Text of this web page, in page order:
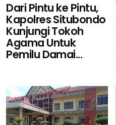
Dari Pintu ke Pintu,
Kapolres Situbondo
Kunjungi Tokoh
Agama Untuk
Pemilu Damai...